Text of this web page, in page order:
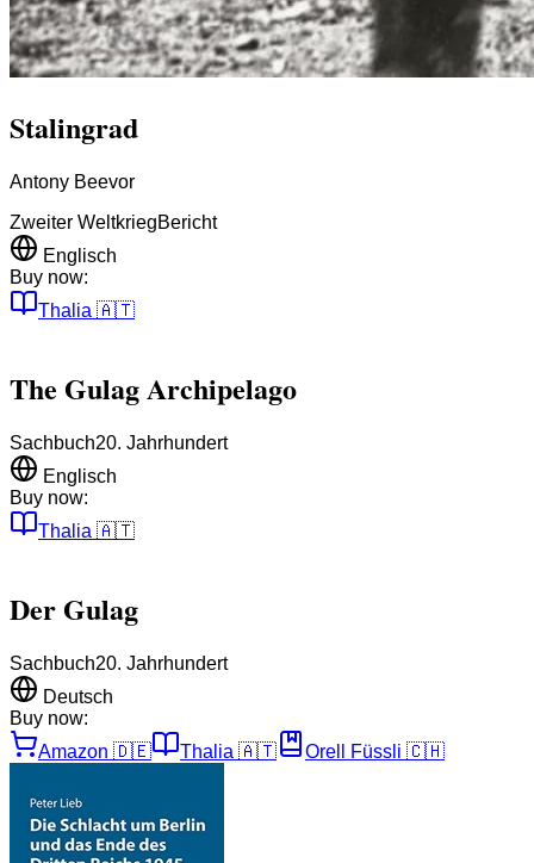
Stalingrad
Antony Beevor
Zweiter WeltkriegBericht
Englisch
Buy now:
Thalia 🇦🇹
The Gulag Archipelago
Sachbuch20. Jahrhundert
Englisch
Buy now:
Thalia 🇦🇹
Der Gulag
Sachbuch20. Jahrhundert
Deutsch
Buy now:
Amazon 🇩🇪 Thalia 🇦🇹 Orell Füssli 🇨🇭